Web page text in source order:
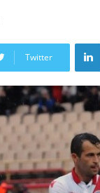
Twitter